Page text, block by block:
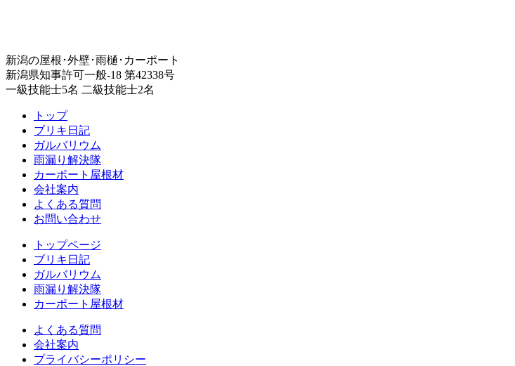
新潟の屋根･外壁･雨樋･カーポート
新潟県知事許可一般-18 第42338号
一級技能士5名 二級技能士2名
トップ
ブリキ日記
ガルバリウム
雨漏り解決隊
カーポート屋根材
会社案内
よくある質問
お問い合わせ
トップページ
ブリキ日記
ガルバリウム
雨漏り解決隊
カーポート屋根材
よくある質問
会社案内
プライバシーポリシー